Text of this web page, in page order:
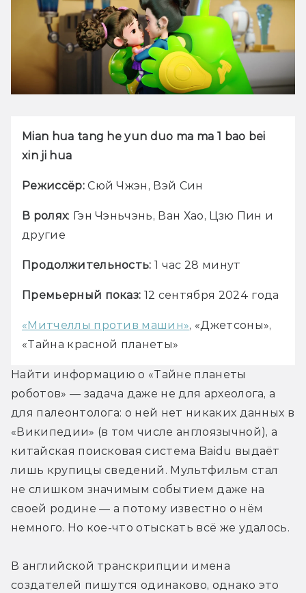
Mian hua tang he yun duo ma ma 1 bao bei
xin ji hua
Режиссёр: Сюй Чжэн, Вэй Син
В ролях: Гэн Чэньчэнь, Ван Хао, Цзю Пин и
другие
Продолжительность: 1 час 28 минут
Премьерный показ: 12 сентября 2024 года
«Митчеллы против машин», «Джетсоны»,
«Тайна красной планеты»
Найти информацию о «Тайне планеты
роботов» — задача даже не для археолога, а
для палеонтолога: о ней нет никаких данных в
«Википедии» (в том числе англоязычной), а
китайская поисковая система Baidu выдаёт
лишь крупицы сведений. Мультфильм стал
не слишком значимым событием даже на
своей родине — а потому известно о нём
немного. Но кое-что отыскать всё же удалось.
В английской транскрипции имена
создателей пишутся одинаково, однако это